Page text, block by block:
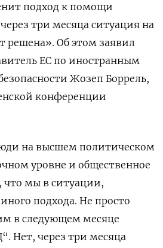
подход к помощи
три месяца ситуация на
решена». Об этом заявил
ЕС по иностранным
Жозеп Боррель,
конференции
на высшем политическом
уровне и общественное
мы в ситуации,
подхода. Не просто
в следующем месяце
Нет, через три месяца